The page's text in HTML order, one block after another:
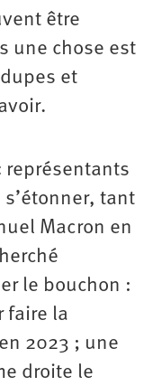
être
une chose est
et
représentants
tant
Macron en
le bouchon :
faire la
2023 ; une
droite le